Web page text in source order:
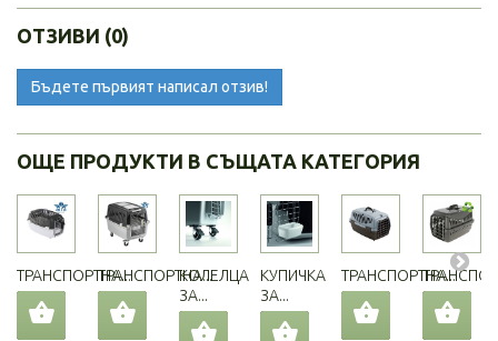
ОТЗИВИ (0)
Бъдете първият написал отзив!
ОЩЕ ПРОДУКТИ В СЪЩАТА КАТЕГОРИЯ
ТРАНСПОРТНА...ТРАНСПОРТНА...КОЛЕЛЦА
ЗА...
КУПИЧКА
ЗА...
ТРАНСПОРТНА...